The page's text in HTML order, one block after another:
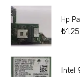
Hp
₺
İntel